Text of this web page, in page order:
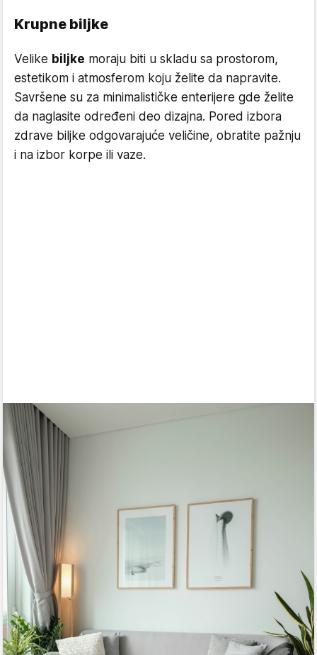
Krupne biljke
Velike biljke moraju biti u skladu sa prostorom,
estetikom i atmosferom koju želite da napravite.
Savršene su za minimalističke enterijere gde želite
da naglasite određeni deo dizajna. Pored izbora
zdrave biljke odgovarajuće veličine, obratite pažnju
i na izbor korpe ili vaze.